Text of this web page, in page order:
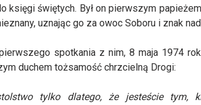
księgi świętych. Był on pierwszym
uznając go za owoc Soboru i znak
spotkania z nim, 8 maja 1974
duchem tożsamość chrzcielną Drogi:
tylko dlatego, że jesteście tym,